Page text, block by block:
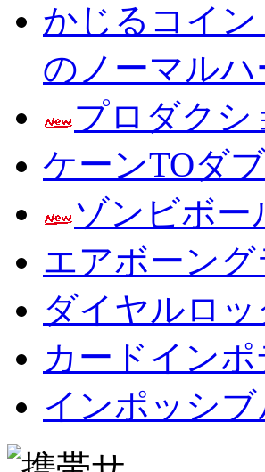
かじるコイ
のノーマル
プロダク
ケーンTOダ
ゾンビボ
エアボーン
ダイヤルロ
カードインポ
インポッシブ